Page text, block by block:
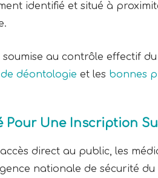
identifié et situé à
au contrôle effectif
déontologie et les bonnes
Pour Une Inscription
direct au public, les
nationale de sécurité